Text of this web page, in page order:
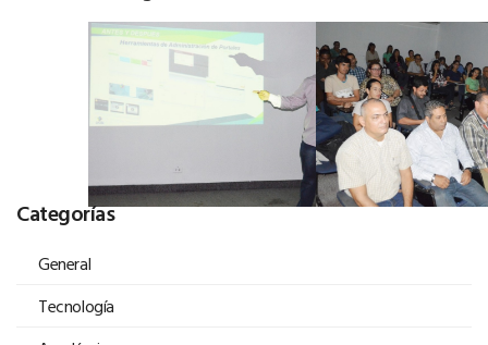
Categorías
General
Tecnología